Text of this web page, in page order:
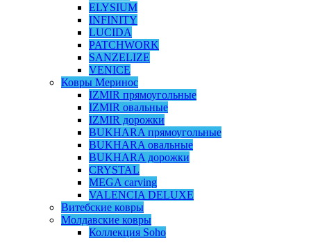
ELYSIUM
INFINITY
LUCIDA
PATCHWORK
SANZELIZE
VENICE
Ковры Меринос
IZMIR прямоугольные
IZMIR овальные
IZMIR дорожки
BUKHARA прямоугольные
BUKHARA овальные
BUKHARA дорожки
CRYSTAL
MEGA carving
VALENCIA DELUXE
Витебские ковры
Молдавские ковры
Коллекция Soho